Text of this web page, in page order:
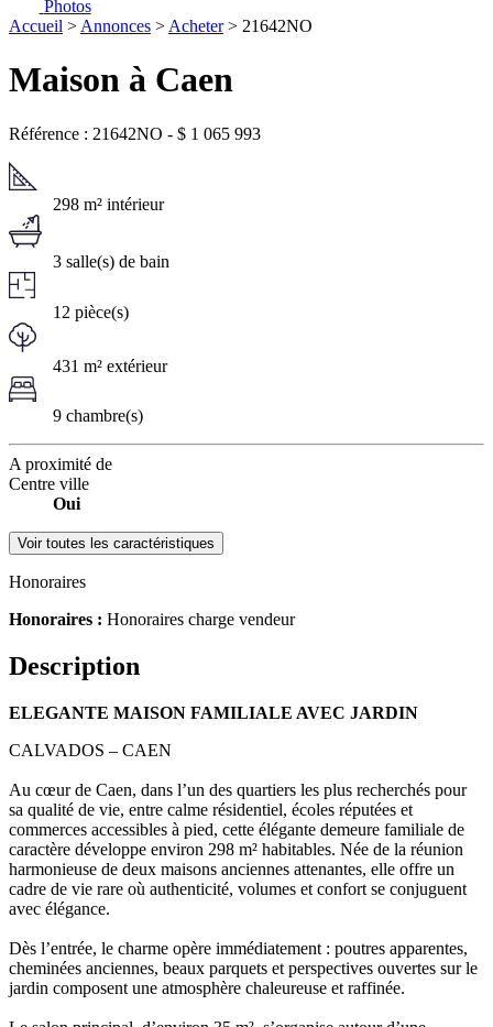
Photos
Accueil > Annonces > Acheter> 21642NO
Maison à Caen
Référence : 21642NO - $ 1 065 993
298 m² intérieur
3 salle(s) de bain
12 pièce(s)
431 m² extérieur
9 chambre(s)
A proximité de
Centre ville
Oui
Voir toutes les caractéristiques
Honoraires
Honoraires : Honoraires charge vendeur
Description
ELEGANTE MAISON FAMILIALE AVEC JARDIN
CALVADOS – CAEN
Au cœur de Caen, dans l’un des quartiers les plus recherchés pour
sa qualité de vie, entre calme résidentiel, écoles réputées et
commerces accessibles à pied, cette élégante demeure familiale de
caractère développe environ 298 m² habitables. Née de la réunion
harmonieuse de deux maisons anciennes attenantes, elle offre un
cadre de vie rare où authenticité, volumes et confort se conjuguent
avec élégance.
Dès l’entrée, le charme opère immédiatement : poutres apparentes,
cheminées anciennes, beaux parquets et perspectives ouvertes sur le
jardin composent une atmosphère chaleureuse et raffinée.